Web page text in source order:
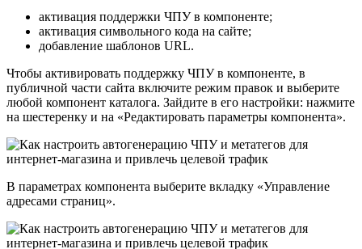
активация поддержки ЧПУ в компоненте;
активация символьного кода на сайте;
добавление шаблонов URL.
Чтобы активировать поддержку ЧПУ в компоненте, в
публичной части сайта включите режим правок и выберите
любой компонент каталога. Зайдите в его настройки: нажмите
на шестеренку и на «Редактировать параметры компонента».
В параметрах компонента выберите вкладку «Управление
адресами страниц».